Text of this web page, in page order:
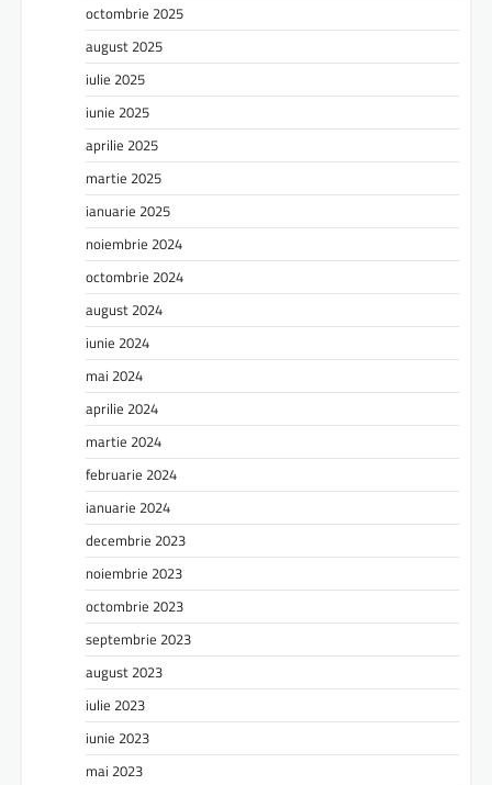
octombrie 2025
august 2025
iulie 2025
iunie 2025
aprilie 2025
martie 2025
ianuarie 2025
noiembrie 2024
octombrie 2024
august 2024
iunie 2024
mai 2024
aprilie 2024
martie 2024
februarie 2024
ianuarie 2024
decembrie 2023
noiembrie 2023
octombrie 2023
septembrie 2023
august 2023
iulie 2023
iunie 2023
mai 2023